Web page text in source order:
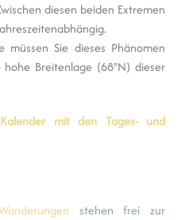
diesen beiden Extremen
Sie dieses Phänomen
Breitenlage (68°N) dieser
Kalender mit den Tages- und
stehen frei zur